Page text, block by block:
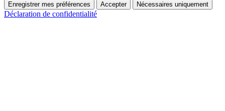
Enregistrer mes préférences Accepter Nécessaires uniquement
Déclaration de confidentialité